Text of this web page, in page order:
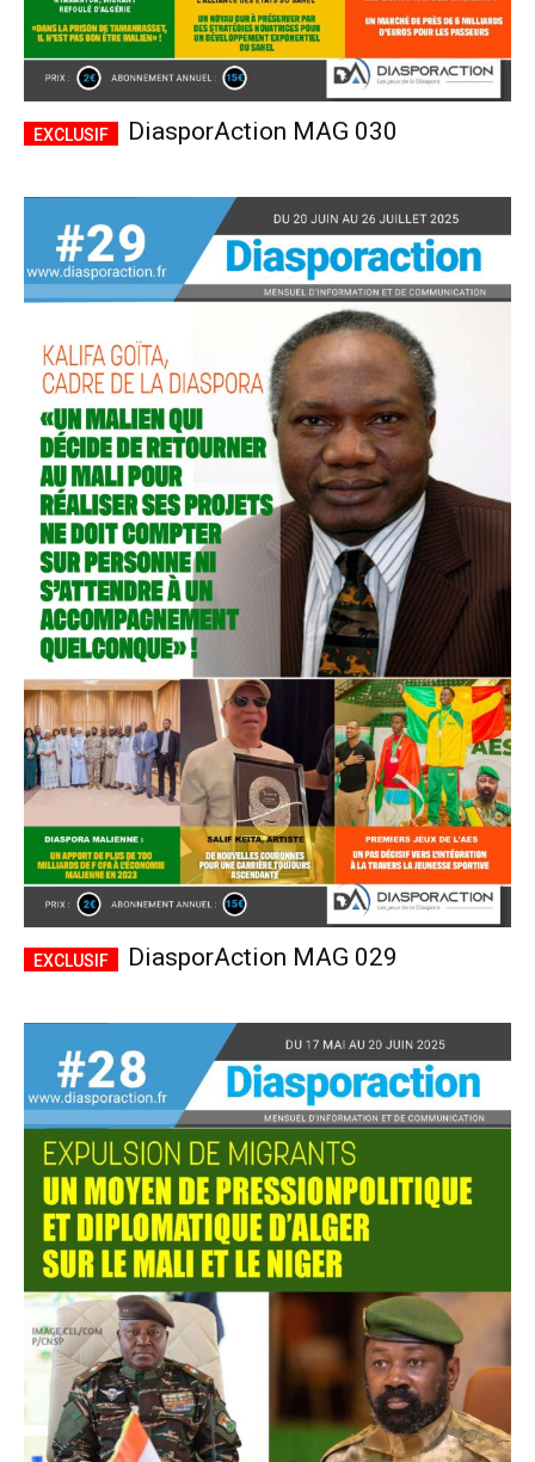
DiasporAction MAG 030
DiasporAction MAG 029